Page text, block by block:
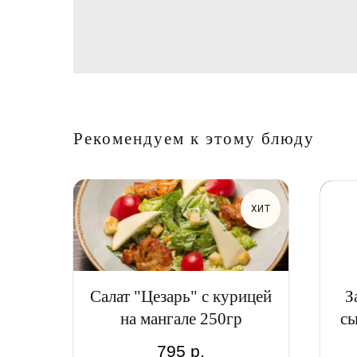
Рекомендуем к этому блюду
ХИТ
Салат "Цезарь" с курицей
на мангале 250гр
795 р.